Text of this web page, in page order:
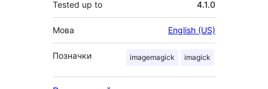
Tested up to 4.1.0
Мова English (US)
Позначки imagemagick imagick